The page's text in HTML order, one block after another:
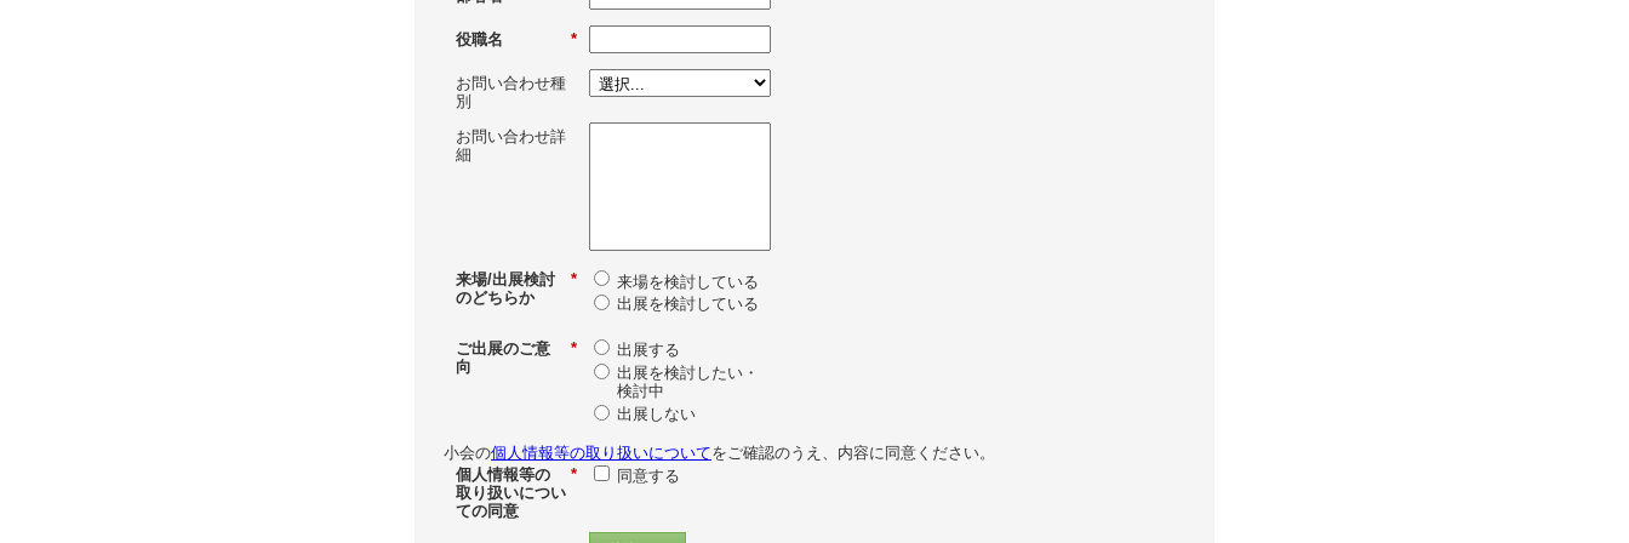
*
役職名
お問い合わせ種
別
お問い合わせ詳
細
*
来場/出展検討
のどちらか
来場を検討している
出展を検討している
*
ご出展のご意
向
出展する
出展を検討したい・
検討中
出展しない
小会の個人情報等の取り扱いについてをご確認のうえ、内容に同意ください。
*
個人情報等の
取り扱いについ
ての同意
同意する